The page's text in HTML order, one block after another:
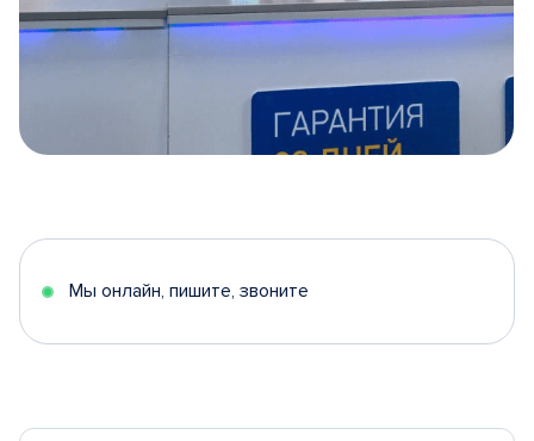
5
Мы онлайн, пишите, звоните